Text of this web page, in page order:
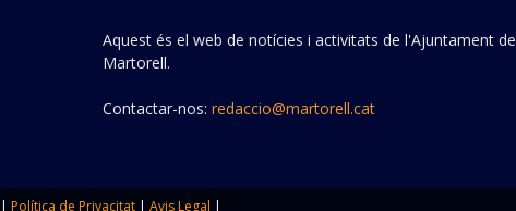
Aquest és el web de notícies i activitats de l'Ajuntament de
Martorell.
Contactar-nos: redaccio@martorell.cat
Política de Privacitat | Avis Legal |